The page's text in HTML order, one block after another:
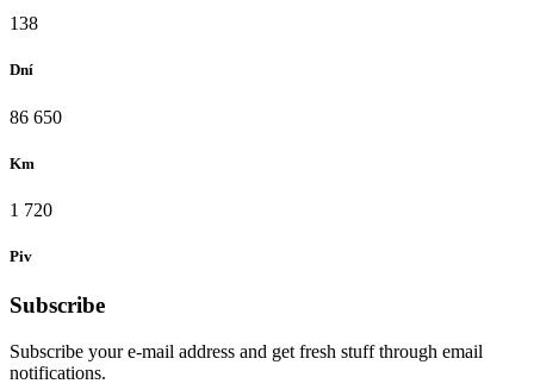
138
Dní
86 650
Km
1 720
Piv
Subscribe
Subscribe your e-mail address and get fresh stuff through email
notifications.